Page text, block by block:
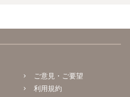
ご意見・ご要望
利用規約